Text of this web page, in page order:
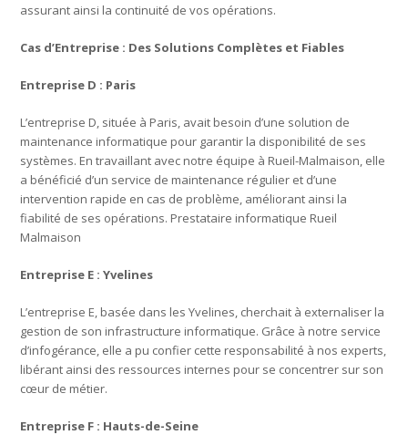
assurant ainsi la continuité de vos opérations.
Cas d’Entreprise : Des Solutions Complètes et Fiables
Entreprise D : Paris
L’entreprise D, située à Paris, avait besoin d’une solution de
maintenance informatique pour garantir la disponibilité de ses
systèmes. En travaillant avec notre équipe à Rueil-Malmaison, elle
a bénéficié d’un service de maintenance régulier et d’une
intervention rapide en cas de problème, améliorant ainsi la
fiabilité de ses opérations. Prestataire informatique Rueil
Malmaison
Entreprise E : Yvelines
L’entreprise E, basée dans les Yvelines, cherchait à externaliser la
gestion de son infrastructure informatique. Grâce à notre service
d’infogérance, elle a pu confier cette responsabilité à nos experts,
libérant ainsi des ressources internes pour se concentrer sur son
cœur de métier.
Entreprise F : Hauts-de-Seine